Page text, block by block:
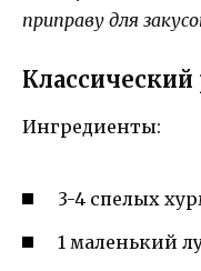
приправу для
Ингредиенты:
3-4 спелых
1 маленький